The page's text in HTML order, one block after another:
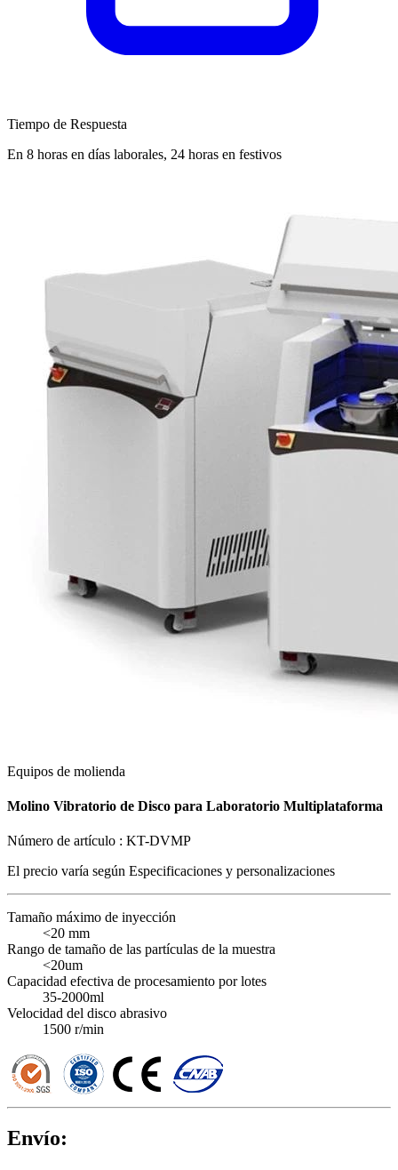
Tiempo de Respuesta
En 8 horas en días laborales, 24 horas en festivos
Equipos de molienda
Molino Vibratorio de Disco para Laboratorio Multiplataforma
Número de artículo : KT-DVMP
El precio varía según Especificaciones y personalizaciones
Tamaño máximo de inyección
<20 mm
Rango de tamaño de las partículas de la muestra
<20um
Capacidad efectiva de procesamiento por lotes
35-2000ml
Velocidad del disco abrasivo
1500 r/min
Envío: